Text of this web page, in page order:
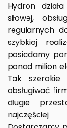
Hydron
siłowej,
regularnych
szybkiej
posiadamy
ponad milion
Tak
obsługiwać
długie
najczęściej